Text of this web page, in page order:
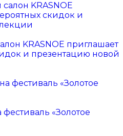
KRASNOE приглашает
и презентацию новой
фестиваль «Золотое